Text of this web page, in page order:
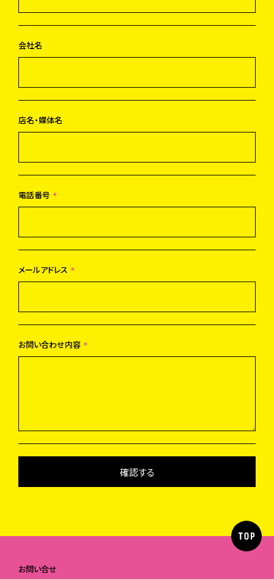
会社名
店名・媒体名
電話番号 *
メールアドレス *
お問い合わせ内容 *
お問い合せ